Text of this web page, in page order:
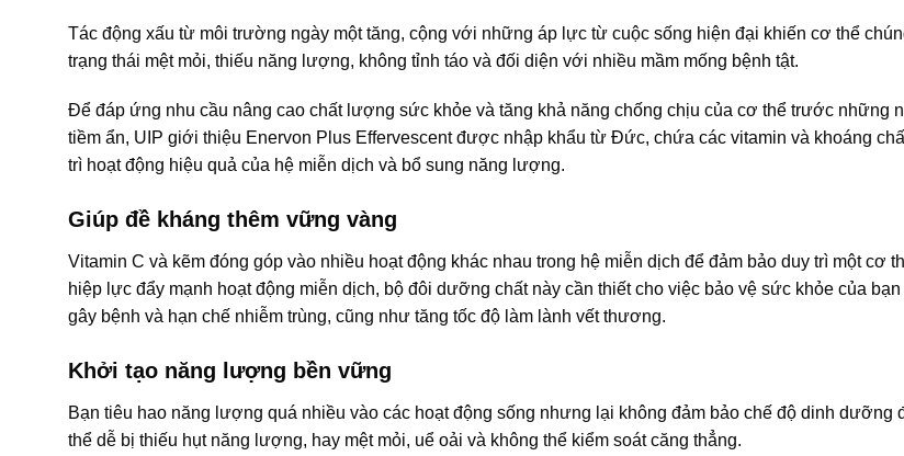
Tác động xấu từ môi trường ngày một tăng, cộng với những áp lực từ cuộc sống hiện đại khiến cơ thể
trạng thái mệt mỏi, thiếu năng lượng, không tỉnh táo và đối diện với nhiều mầm mống bệnh tật.
Để đáp ứng nhu cầu nâng cao chất lượng sức khỏe và tăng khả năng chống chịu của cơ thể trước những
tiềm ẩn, UIP giới thiệu Enervon Plus Effervescent được nhập khẩu từ Đức, chứa các vitamin và khoáng
trì hoạt động hiệu quả của hệ miễn dịch và bổ sung năng lượng.
Giúp đề kháng thêm vững vàng
Vitamin C và kẽm đóng góp vào nhiều hoạt động khác nhau trong hệ miễn dịch để đảm bảo duy trì một cơ
hiệp lực đẩy mạnh hoạt động miễn dịch, bộ đôi dưỡng chất này cần thiết cho việc bảo vệ sức khỏe của
gây bệnh và hạn chế nhiễm trùng, cũng như tăng tốc độ làm lành vết thương.
Khởi tạo năng lượng bền vững
Bạn tiêu hao năng lượng quá nhiều vào các hoạt động sống nhưng lại không đảm bảo chế độ dinh dưỡng
thể dễ bị thiếu hụt năng lượng, hay mệt mỏi, uể oải và không thể kiểm soát căng thẳng.